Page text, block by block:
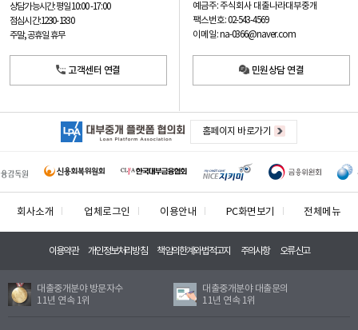
상담가능시간: 평일10:00 -17:00
점심시간: 12:30 - 13:30
주말, 공휴일 휴무
고객센터 연결
예금주: 주식회사 대출나라대부중개
팩스번호: 02-543-4569
이메일: na-0366@naver.com
민원상담 연결
홈페이지 바로가기
회사소개 업체로그인 이용안내 PC화면보기 전체메뉴
이용약관 개인정보처리방침 책임의한계와법적고지 주의사항 오류신고
대출중개분야 방문자수
11년 연속 1위
대출중개분야 대출문의
11년 연속 1위